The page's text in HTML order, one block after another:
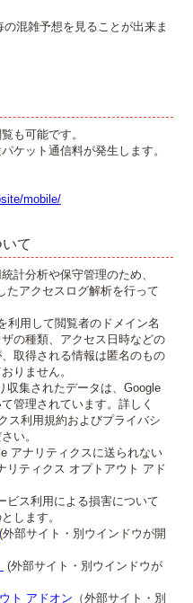
混雑予想を見ることが出来ま
も可能です。
ケット通信料が発生します。
mobile/
て
計分析や保守管理のため、
たアクセスログ解析を行って
利用して閲覧者のドメイン名
の種類、アクセス日時などの
取得される情報は匿名のもの
りません。
収集されたデータは、Google
管理されています。詳しく
ス利用規約およびプライバシ
い。
アナリティクスに送られない
リティクス オプトアウト アド
ビス利用による損害について
します。
(外部サイト・別ウインドウが開
(外部サイト・別ウインドウが
ト アドオン （外部サイト・別